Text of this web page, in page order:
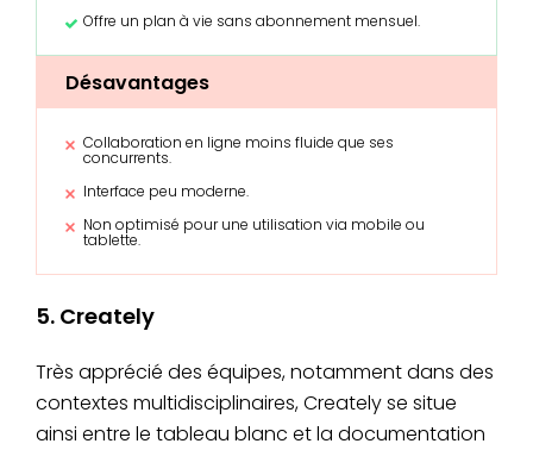
Offre un plan à vie sans abonnement mensuel.
Désavantages
Collaboration en ligne moins fluide que ses
concurrents.
Interface peu moderne.
Non optimisé pour une utilisation via mobile ou
tablette.
5. Creately
Très apprécié des équipes, notamment dans des
contextes multidisciplinaires, Creately se situe
ainsi entre le tableau blanc et la documentation